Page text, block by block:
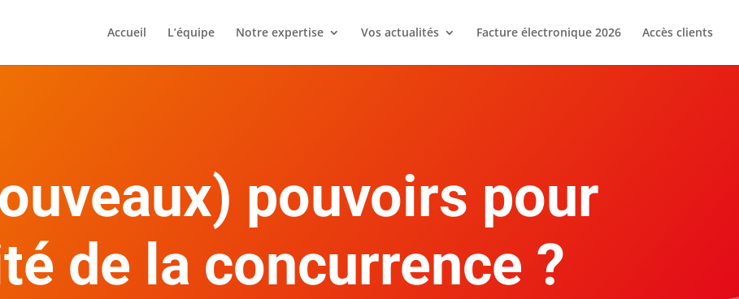
Accueil L’équipe Notre expertise Vos actualités Facture électronique 2026 Accès clients
pouvoirs pour
de la concurrence ?